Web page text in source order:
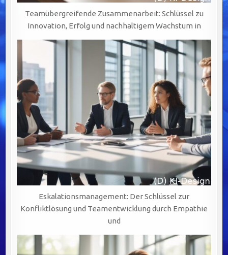
Teamübergreifende Zusammenarbeit: Schlüssel zu
Innovation, Erfolg und nachhaltigem Wachstum in
Eskalationsmanagement: Der Schlüssel zur
Konfliktlösung und Teamentwicklung durch Empathie
und